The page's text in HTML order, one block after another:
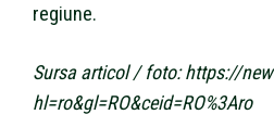
regiune.
Sursa articol / foto: https://
hl=ro&gl=RO&ceid=RO%3Aro